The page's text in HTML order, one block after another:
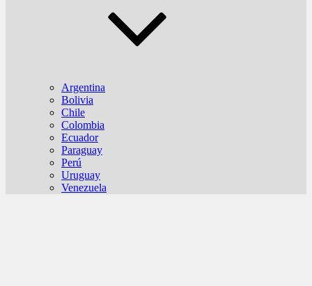
Argentina
Bolivia
Chile
Colombia
Ecuador
Paraguay
Perú
Uruguay
Venezuela